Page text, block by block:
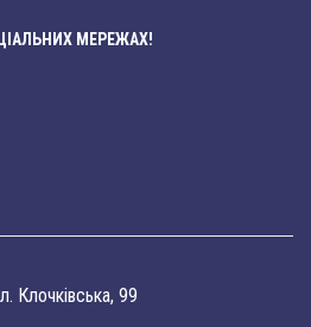
МЕРЕЖАХ!
Клочківська, 99